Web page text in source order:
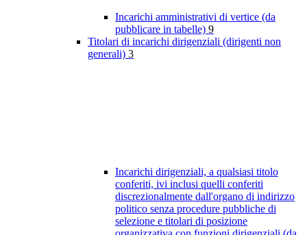
Incarichi amministrativi di vertice (da
pubblicare in tabelle) 9
Titolari di incarichi dirigenziali (dirigenti non
generali) 3
Incarichi dirigenziali, a qualsiasi titolo
conferiti, ivi inclusi quelli conferiti
discrezionalmente dall'organo di indirizzo
politico senza procedure pubbliche di
selezione e titolari di posizione